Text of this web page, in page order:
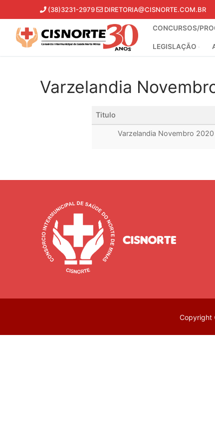
para
conteúdo
(38)3231-2979 DIRETORIA@CISNORTE.COM.BR
CONCURSOS/
LEGISLAÇÃO
Varzelandia
Titulo
Varzelandia Novembro 2020
Copyright